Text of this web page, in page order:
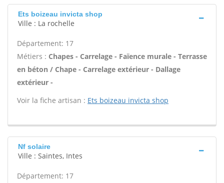
Ets boizeau invicta shop
Ville : La rochelle
Département: 17
Métiers : Chapes - Carrelage - Faïence murale - Terrasse
en béton / Chape - Carrelage extérieur - Dallage
extérieur -
Voir la fiche artisan : Ets boizeau invicta shop
Nf solaire
Ville : Saintes, Intes
Département: 17